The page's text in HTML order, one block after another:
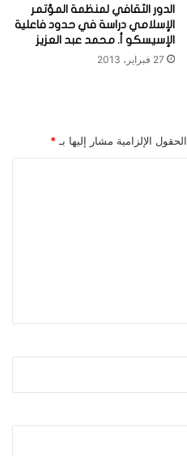
الدور الثقافي لمنظمة المؤتمر
الإسلامي دراسة في حدود فاعلية
الإسيسكو أ. محمد عبد العزيز
27 فبراير، 2013
الحقول الإلزامية مشار إليها بـ *